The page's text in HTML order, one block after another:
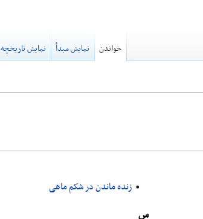
زنده ماندن در شکم ماهی
س
خواندن نمایش مبدأ نمایش تاریخچه